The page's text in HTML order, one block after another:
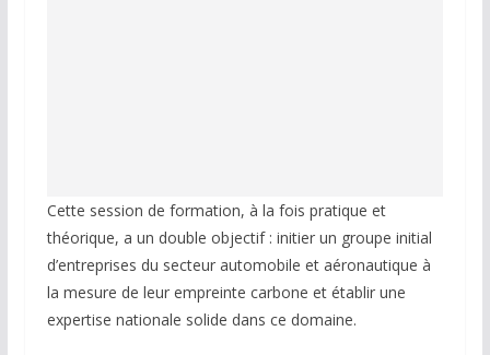
Cette session de formation, à la fois pratique et
théorique, a un double objectif : initier un groupe initial
d’entreprises du secteur automobile et aéronautique à
la mesure de leur empreinte carbone et établir une
expertise nationale solide dans ce domaine.